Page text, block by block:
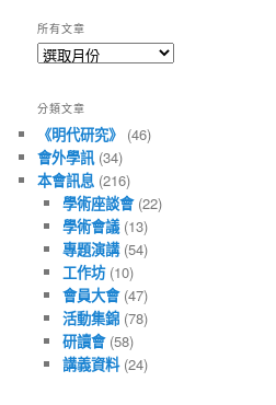
所有文章
所
章
分類文章
《明代研究》 (46)
會外學訊(34)
本會訊息 (216)
學術座談會(22)
學術會議(13)
專題演講(54)
工作坊(10)
會員大會(47)
活動集錦(78)
研讀會(58)
講義資料(24)